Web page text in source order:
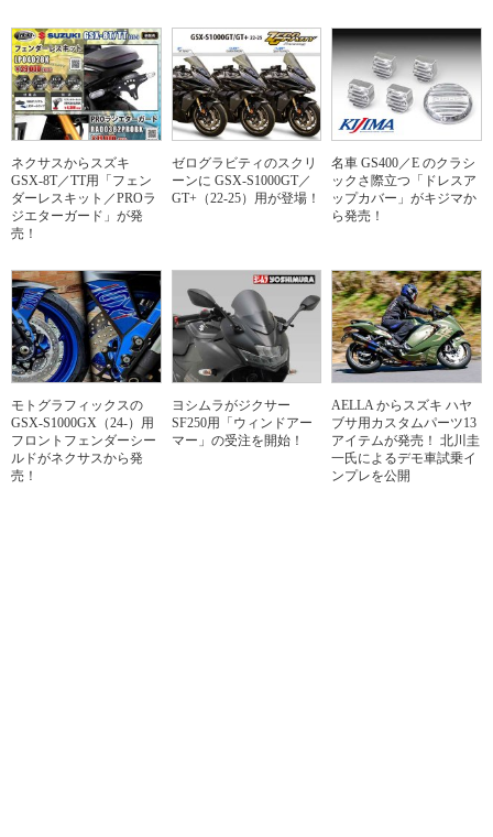
ネクサスからスズキ
GSX-8T／TT用「フェン
ダーレスキット／PROラ
ジエターガード」が発
売！
ゼログラビティのスクリ
ーンに GSX-S1000GT／
GT+（22-25）用が登場！
名車 GS400／E のクラシ
ックさ際立つ「ドレスア
ップカバー」がキジマか
ら発売！
モトグラフィックスの
GSX-S1000GX（24-）用
フロントフェンダーシー
ルドがネクサスから発
売！
ヨシムラがジクサー
SF250用「ウィンドアー
マー」の受注を開始！
AELLA からスズキ ハヤ
ブサ用カスタムパーツ13
アイテムが発売！ 北川圭
一氏によるデモ車試乗イ
ンプレを公開